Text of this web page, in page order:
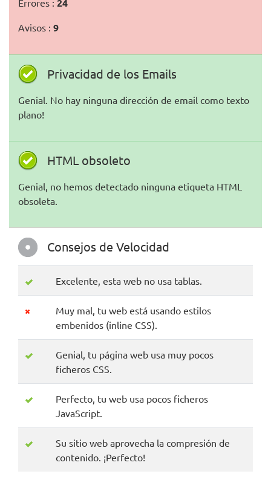
Errores : 24
Avisos : 9
Privacidad de los Emails
Genial. No hay ninguna dirección de email como texto
plano!
HTML obsoleto
Genial, no hemos detectado ninguna etiqueta HTML
obsoleta.
Consejos de Velocidad
Excelente, esta web no usa tablas.
Muy mal, tu web está usando estilos
embenidos (inline CSS).
Genial, tu página web usa muy pocos
ficheros CSS.
Perfecto, tu web usa pocos ficheros
JavaScript.
Su sitio web aprovecha la compresión de
contenido. ¡Perfecto!